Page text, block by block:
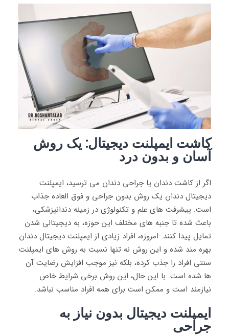
کاشت ایمپلنت دیجیتال: یک روش
آسان و بدون درد
اگر از کاشت دندان یا جراحی دندان می‌ ترسید، ایمپلنت
دیجیتال دندان یک روش بدون جراحی و فوق‌ العاده جذاب
است. پیشرفت‌ های علم و تکنولوژی در زمینه دندانپزشکی،
باعث شده تا جنبه‌ های مختلف این حوزه، به دیجیتالی شدن
تمایل پیدا کنند. امروزه، افراد زیادی از ایمپلنت دیجیتال دندان
بهره‌ مند شده و این روش نه‌ تنها نسبت به روش‌ های ایمپلنت
سنتی افراد را جذب کرده، بلکه نیز موجب افزایش رضایت آن‌
ها شده است. با این حال، این روش برخی شرایط خاص
نیازمند است و ممکن است برای همه افراد مناسب نباشد.
ایمپلنت دیجیتال بدون نیاز به
جراحی